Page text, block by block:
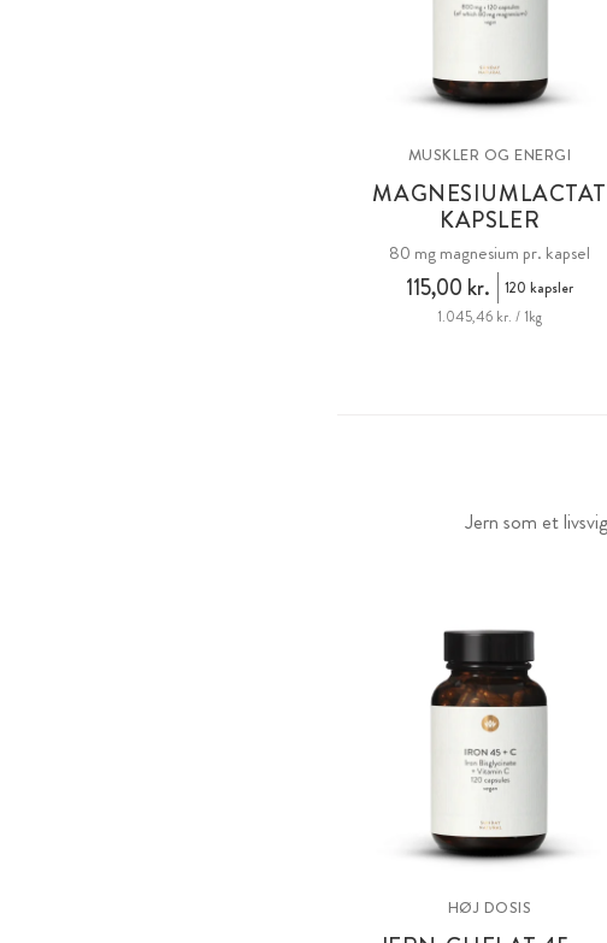
MUSKLER OG ENERGI
MAGNESIUMLACTAT
KAPSLER
80 mg magnesium pr. kapsel
115,00 kr.
120 kapsler
1.045,46 kr. / 1kg
Jern som et
HØJ DOSIS